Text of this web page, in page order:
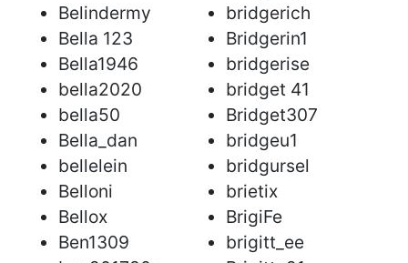
Belindermy
Bella 123
Bella1946
bella2020
bella50
Bella_dan
bellelein
Belloni
Bellox
Ben1309
bridgerich
Bridgerin1
bridgerise
bridget 41
Bridget307
bridgeu1
bridgursel
brietix
BrigiFe
brigitt_ee